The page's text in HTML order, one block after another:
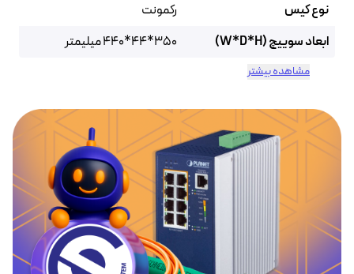
نوع کیس
رکمونت
ابعاد سوییچ (W*D*H)
350*44*440 میلیمتر
مشاهده بیشتر